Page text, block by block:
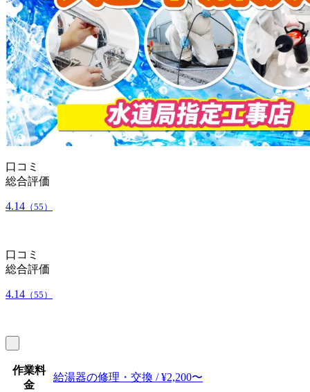
口コミ
総合評価
4.14 （55）
口コミ
総合評価
4.14 （55）
作業料
金
給湯器の修理・交換 / ¥2,200〜